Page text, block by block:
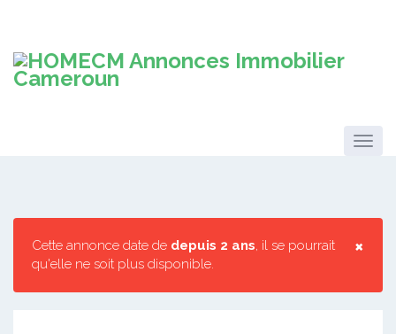
×
Cette annonce date de depuis 2 ans, il se pourrait
qu'elle ne soit plus disponible.